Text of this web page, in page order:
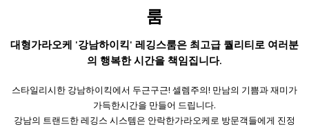
룸
대형가라오케 '강남하이킥' 레깅스룸은 최고급 퀄리티로 여러분
의 행복한 시간을 책임집니다.
스타일리시한 강남하이킥에서 두근구근! 셀렘주의! 만남의 기쁨과 재미가
가득한시간을 만들어 드립니다.
강남의 트랜드한 레깅스 시스템은 안락한가라오케로 방문객들에게 진정